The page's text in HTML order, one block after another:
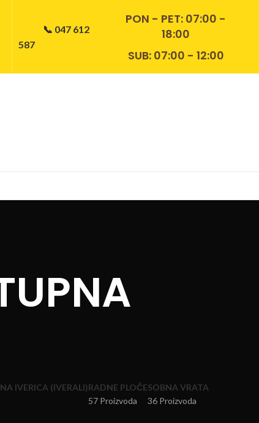
📞 047 612
587
PON - PET: 07:00 -
18:00
SUB: 07:00 - 12:00
IVERICA (IVERALI)RADNE PLOČE
57 Proizvoda
SOBNA VRATA
36 Proizvoda